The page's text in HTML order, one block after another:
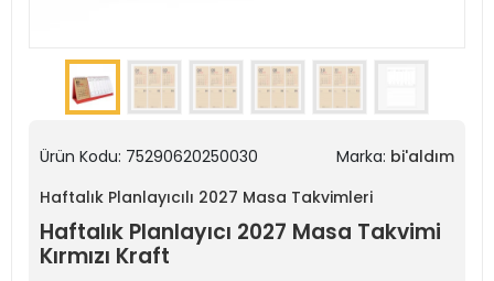
Ürün Kodu: 75290620250030 Marka: bi'aldım
Haftalık Planlayıcılı 2027 Masa Takvimleri
Haftalık Planlayıcı 2027 Masa Takvimi
Kırmızı Kraft